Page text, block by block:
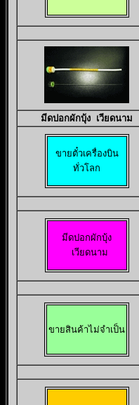
มีดปอกผักบุ้ง เวียดนาม
ขายตั๋วเครื่องบิน
ทั่วโลก
มีดปอกผักบุ้ง
เวียดนาม
ขายสินค้าไม่จำเป็น